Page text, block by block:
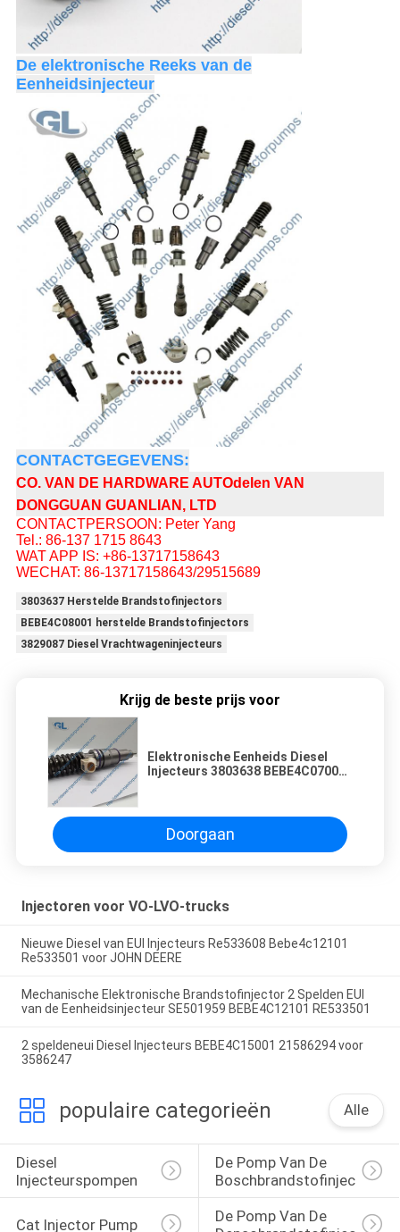
De elektronische Reeks van de
Eenheidsinjecteur
CONTACTGEGEVENS:
CO. VAN DE HARDWARE AUTOdelen VAN
DONGGUAN GUANLIAN, LTD
CONTACTPERSOON: Peter Yang
Tel.: 86-137 1715 8643
WAT APP IS: +86-13717158643
WECHAT: 86-13717158643/29515689
3803637 Herstelde Brandstofinjectors
BEBE4C08001 herstelde Brandstofinjectors
3829087 Diesel Vrachtwageninjecteurs
Krijg de beste prijs voor
Elektronische Eenheids Diesel
Injecteurs 3803638 BEBE4C07001
Doorgaan
Injectoren voor VO-LVO-trucks
Nieuwe Diesel van EUI Injecteurs Re533608 Bebe4c12101
Re533501 voor JOHN DEERE
Mechanische Elektronische Brandstofinjector 2 Spelden EUI
van de Eenheidsinjecteur SE501959 BEBE4C12101 RE533501
2 speldeneui Diesel Injecteurs BEBE4C15001 21586294 voor
3586247
populaire categorieën Alle
Diesel
Injecteurspompen
De Pomp Van De
Boschbrandstofinjector
Cat Injector Pump
De Pomp Van De